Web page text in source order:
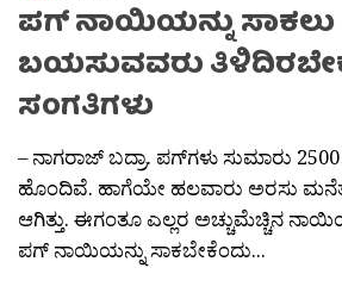
ಪಗ್ ನಾಯಿಯನ್ನು ಸಾಕಲು
ಬಯಸುವವರು
ಸಂಗತಿಗಳು
– ನಾಗರಾಜ್ ಬದ್ರಾ. ಪಗ್‍ಗಳು ಸುಮಾರು
ಹೊಂದಿವೆ. ಹಾಗೆಯೇ ಹಲವಾರು ಅರಸು
ಆಗಿತ್ತು. ಈಗಂತೂ ಎಲ್ಲರ ಅಚ್ಚುಮೆಚ್ಚಿನ
ಪಗ್ ನಾಯಿಯನ್ನು ಸಾಕಬೇಕೆಂದು...